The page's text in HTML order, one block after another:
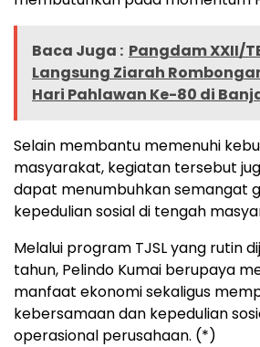
Baca Juga : ‎Pangdam XXII/
Langsung Ziarah
Hari Pahlawan Ke-80 di
Selain membantu memenuhi
masyarakat, kegiatan tersebut
dapat menumbuhkan semangat
kepedulian sosial di tengah
Melalui program TJSL yang rutin
tahun, Pelindo Kumai berupaya
manfaat ekonomi sekaligus
kebersamaan dan kepedulian
operasional perusahaan. (*)